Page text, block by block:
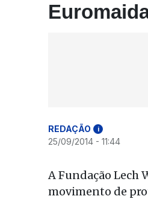
REDAÇÃO i
25/09/2014 - 11:44
A Fundação Lech
movimento de